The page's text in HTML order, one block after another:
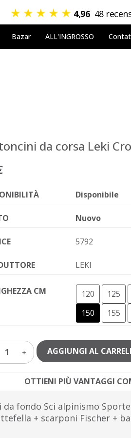
★ ★ ★ ★ ★ 4,96 48
Bazar ALL'INGROSSO
da corsa Leki
Disponibile
Nuovo
5792
LEKI
CM 120 125
150
155
1 AGGIUNGI AL
OTTIENI PIÙ VANTAGGI
da fondo Sci alpinismo
+ scarponi Fischer +